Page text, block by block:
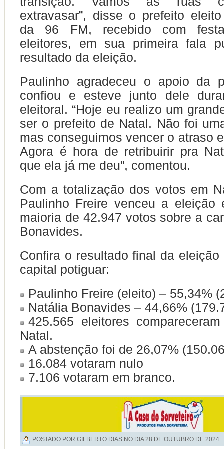
extravasar”, disse o prefeito
da 96 FM, recebido com
eleitores, em sua primeira fala
resultado da eleição.
Paulinho agradeceu o apoio da
confiou e esteve junto dele
eleitoral. “Hoje eu realizo um
ser o prefeito de Natal. Não foi
mas conseguimos vencer o atraso
Agora é hora de retribuirir pra
que ela já me deu”, comentou.
Com a totalização dos votos em
Paulinho Freire venceu a eleição
maioria de 42.947 votos sobre a
Bonavides.
Confira o resultado final da eleição
capital potiguar:
Paulinho Freire (eleito) – 55,34%
Natália Bonavides – 44,66%
425.565 eleitores
Natal.
A abstenção foi de 26,07%
16.084 votaram nulo
7.106 votaram em branco.
POSTADO POR GILBERTO DIAS NO DIA28 DE OUTUBRO DE 2024